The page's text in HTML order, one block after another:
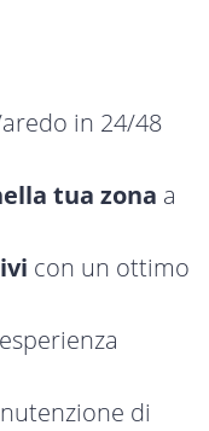
in 24/48
tua zona a
con un ottimo
di